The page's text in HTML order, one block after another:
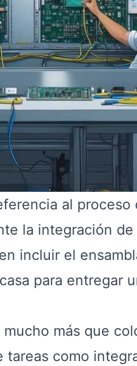
al
la integración
incluir el
para entregar
más que
tareas como